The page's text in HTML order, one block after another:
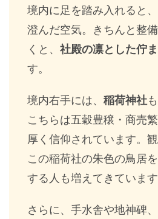
境内に足を踏み入れると
澄んだ空気。きちんと整
くと、 社殿の凛とした佇
す。
境内右手には、 稲荷神社
こちらは五穀豊穣・商売
厚く信仰されています。
この稲荷社の朱色の鳥居
する人も増えてきています
さらに、手水舎や地神碑